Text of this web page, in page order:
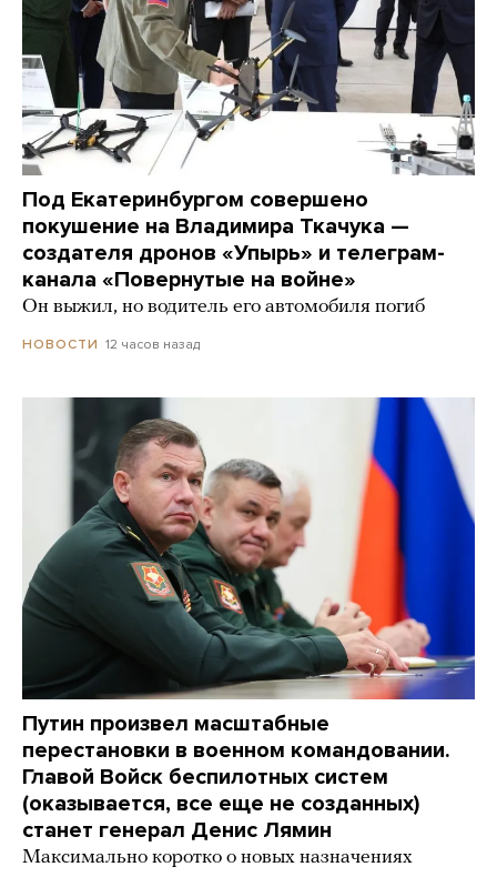
Под Екатеринбургом совершено
покушение на Владимира Ткачука —
создателя дронов «Упырь» и телеграм-
канала «Повернутые на войне»
Он выжил, но водитель его автомобиля погиб
НОВОСТИ 12 часов назад
Путин произвел масштабные
перестановки в военном командовании.
Главой Войск беспилотных систем
(оказывается, все еще не созданных)
станет генерал Денис Лямин
Максимально коротко о новых назначениях